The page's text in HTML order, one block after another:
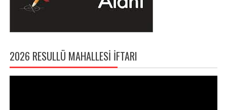
2026 RESULLÜ MAHALLESI İFTARI